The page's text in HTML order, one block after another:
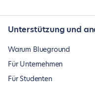
Unterstützung und
Warum Blueground
Für Unternehmen
Für Studenten